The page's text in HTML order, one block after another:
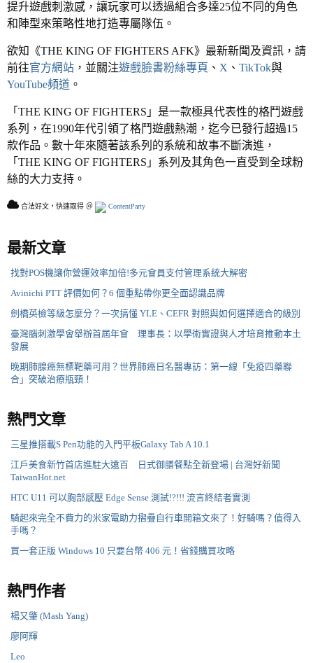
提升遊戲刺激感，讓玩家可以透過組合多達25位不同的角色
和陣型來策略性地打造專屬隊伍。
欲知《THE KING OF FIGHTERS AFK》最新新聞及資訊，請
前往官方網站 ，並關注遊戲臉書粉絲專頁 、 X 、 TikTok與
YouTube頻道 。
「THE KING OF FIGHTERS」是一款極具代表性的格鬥遊戲
系列，在1990年代引領了格鬥遊戲熱潮，迄今已發行超過15
款作品。數十年來隨著該系列的系統和故事不斷演進，
「THE KING OF FIGHTERS」系列及其角色一直受到全球粉
絲的大力支持。
合法好文，快速取得 ＠ ContentParty
最新文章
找對POS機讓你營運效率加倍!多元會員支付管理系統大解密
Avinichi PTT 評價如何？6 個重點帶你更全面認識品牌
劍橋英檢等級怎麼分？一次搞懂 YLE、CEFR 對照與如何選擇適合的級別
臺灣腦刺激學會舉辦首屆年會 理事長：以學術實證與人才培育推動本土
發展
晚期肺腺癌無標靶藥可用？世界肺癌日名醫專訪：第一線「免疫四藥聯
合」突破治療瓶頸！
熱門文章
三星推搭載S Pen功能的入門平板Galaxy Tab A 10.1
江戶美食新竹首店進駐大遠百 日式御膳餐點全新登場 | 台灣好新聞
TaiwanHot.net
HTC U11 可以胸部感壓 Edge Sense 測試!?!!! 流言終結者實測
騎起來完全不費力的米家電助力摺疊自行車開箱文來了！好騎嗎？值得入
手嗎？
買一套正版 Windows 10 只要台幣 406 元！省錢購買攻略
熱門作者
楊又肇 (Mash Yang)
廖阿輝
Leo